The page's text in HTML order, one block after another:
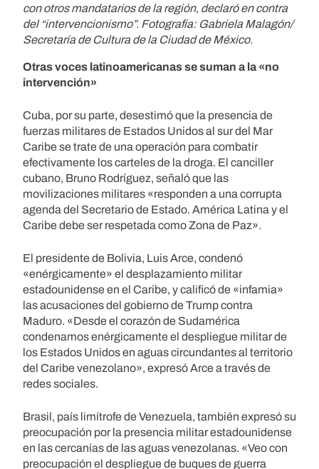
con otros mandatarios de la región, declaró en contra
del “intervencionismo”. Fotografía: Gabriela Malagón/
Secretaría de Cultura de la Ciudad de México.
Otras voces latinoamericanas se suman a la «no
intervención»
Cuba, por su parte, desestimó que la presencia de
fuerzas militares de Estados Unidos al sur del Mar
Caribe se trate de una operación para combatir
efectivamente los carteles de la droga. El canciller
cubano, Bruno Rodríguez, señaló que las
movilizaciones militares «responden a una corrupta
agenda del Secretario de Estado. América Latina y el
Caribe debe ser respetada como Zona de Paz».
El presidente de Bolivia, Luis Arce, condenó
«enérgicamente» el desplazamiento militar
estadounidense en el Caribe, y calificó de «infamia»
las acusaciones del gobierno de Trump contra
Maduro. «Desde el corazón de Sudamérica
condenamos enérgicamente el despliegue militar de
los Estados Unidos en aguas circundantes al territorio
del Caribe venezolano», expresó Arce a través de
redes sociales.
Brasil, país limítrofe de Venezuela, también expresó su
preocupación por la presencia militar estadounidense
en las cercanías de las aguas venezolanas. «Veo con
preocupación el despliegue de buques de guerra